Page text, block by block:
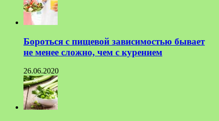
Бороться с пищевой зависимостью бывает
не менее сложно, чем с курением
26.06.2020